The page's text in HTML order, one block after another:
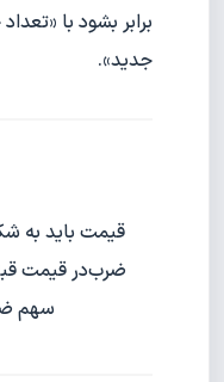
برابر بشود با
جدید».
قیمت باید به
ضرب‌در قیمت
سهم